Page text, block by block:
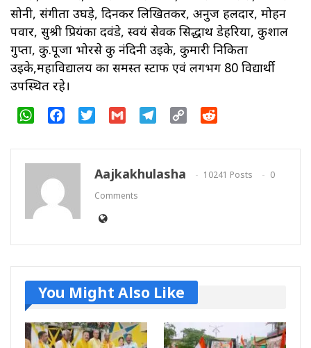
सोनी, संगीता उघड़े, दिनकर लिखितकर, अनुज हलदार, मोहन
पवार, सुश्री प्रियंका दवंडे, स्वयं सेवक सिद्धार्थ डेहरिया, कुशाल
गुप्ता, कु.पूजा भोरसे कु नंदिनी उईके, कुमारी निकिता
उईके,महाविद्यालय का समस्त स्टाफ एवं लगभग 80 विद्यार्थी
उपस्थित रहे।
WhatsAppFacebookTwitter Gmail Telegram
Copy
Aajkakhulasha 10241 Posts
0
Comments
You Might Also Like